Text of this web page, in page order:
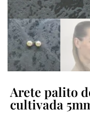
Arete palito
cultivada